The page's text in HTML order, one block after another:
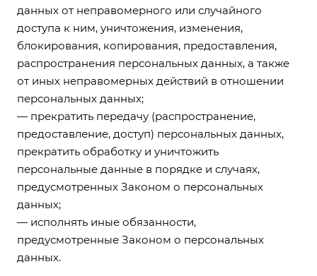
данных от неправомерного или случайного
доступа к ним, уничтожения, изменения,
блокирования, копирования, предоставления,
распространения персональных данных, а также
от иных неправомерных действий в отношении
персональных данных;
— прекратить передачу (распространение,
предоставление, доступ) персональных данных,
прекратить обработку и уничтожить
персональные данные в порядке и случаях,
предусмотренных Законом о персональных
данных;
— исполнять иные обязанности,
предусмотренные Законом о персональных
данных.